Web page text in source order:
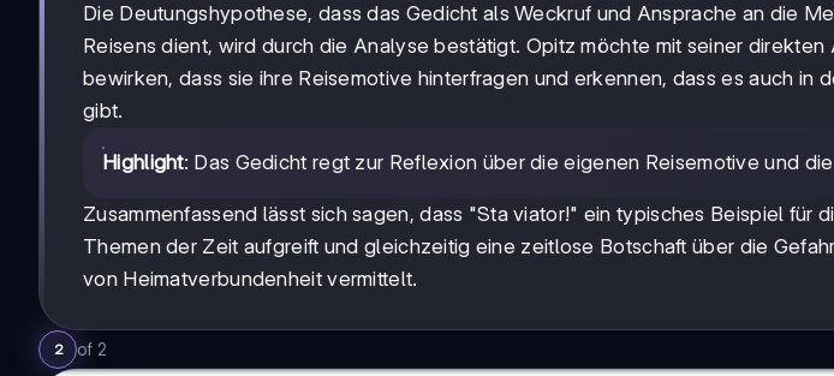
Die Deutungshypothese, dass das Gedicht als Weckruf und Ansprache an die
Reisens dient, wird durch die Analyse bestätigt. Opitz möchte mit seiner
bewirken, dass sie ihre Reisemotive hinterfragen und erkennen, dass es auch in
gibt.
Highlight: Das Gedicht regt zur Reflexion über die eigenen Reisemotive und
Zusammenfassend lässt sich sagen, dass "Sta viator!" ein typisches Beispiel für
Themen der Zeit aufgreift und gleichzeitig eine zeitlose Botschaft über die
von Heimatverbundenheit vermittelt.
2 of 2